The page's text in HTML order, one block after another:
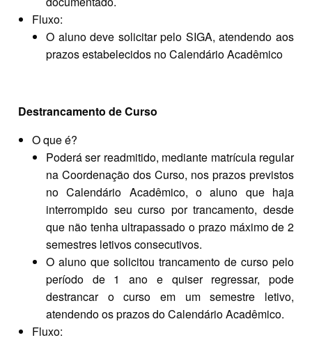
Fluxo:
O aluno deve solicitar pelo SIGA, atendendo aos
prazos estabelecidos no Calendário Acadêmico
Destrancamento de Curso
O que é?
Poderá ser readmitido, mediante matrícula regular
na Coordenação dos Curso, nos prazos previstos
no Calendário Acadêmico, o aluno que haja
interrompido seu curso por trancamento, desde
que não tenha ultrapassado o prazo máximo de 2
semestres letivos consecutivos.
O aluno que solicitou trancamento de curso pelo
período de 1 ano e quiser regressar, pode
destrancar o curso em um semestre letivo,
atendendo os prazos do Calendário Acadêmico.
Fluxo: